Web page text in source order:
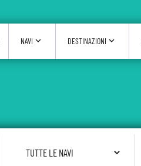
NAVI expand_more DESTINAZIONI expand_more